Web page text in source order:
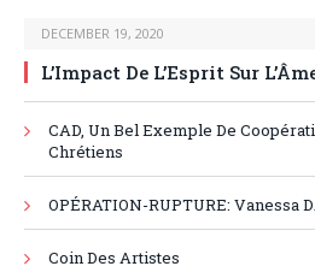
DECEMBER 19, 2020
L’Impact De L’Esprit Sur
CAD, Un Bel Exemple De
Chrétiens
OPÉRATION-RUPTURE: Vanessa
Coin Des Artistes